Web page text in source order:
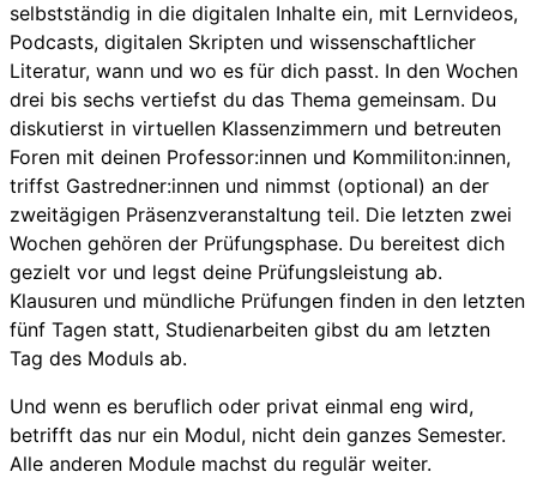
selbstständig in die digitalen Inhalte ein, mit Lernvideos,
Podcasts, digitalen Skripten und wissenschaftlicher
Literatur, wann und wo es für dich passt. In den Wochen
drei bis sechs vertiefst du das Thema gemeinsam. Du
diskutierst in virtuellen Klassenzimmern und betreuten
Foren mit deinen Professor:innen und Kommiliton:innen,
triffst Gastredner:innen und nimmst (optional) an der
zweitägigen Präsenzveranstaltung teil. Die letzten zwei
Wochen gehören der Prüfungsphase. Du bereitest dich
gezielt vor und legst deine Prüfungsleistung ab.
Klausuren und mündliche Prüfungen finden in den letzten
fünf Tagen statt, Studienarbeiten gibst du am letzten
Tag des Moduls ab.
Und wenn es beruflich oder privat einmal eng wird,
betrifft das nur ein Modul, nicht dein ganzes Semester.
Alle anderen Module machst du regulär weiter.